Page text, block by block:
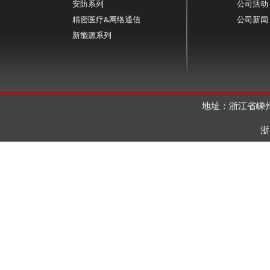
安防系列
精密医疗&网络通信
新能源系列
公司活动
公司新闻
地址：浙江省嵊